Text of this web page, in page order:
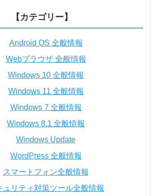
【カテゴリー】
Android OS 全般情報
Webブラウザ 全般情報
Windows 10 全般情報
Windows 11 全般情報
Windows 7 全般情報
Windows 8.1 全般情報
Windows Update
WordPress 全般情報
スマートフォン全般情報
ュリティ対策ツール全般情報